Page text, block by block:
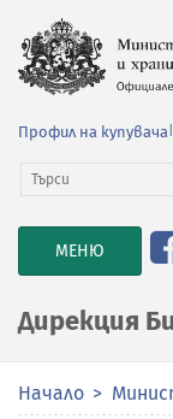
Профил на купувача
TOGGLE
NAVIGATION
МЕНЮ
Дирекция
Начало